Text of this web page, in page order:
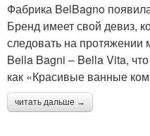
Фабрика BelBagno
Бренд имеет свой девиз,
следовать на протяжении
Bella Bagni – Bella Vita,
как «Красивые ванные
читать дальше →